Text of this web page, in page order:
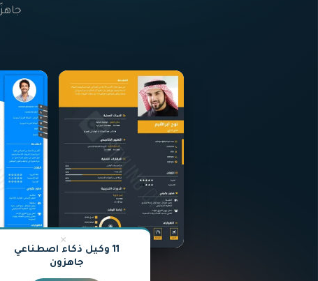
Mark
×
11 وكيل ذكاء اصطناعي
جاهزون